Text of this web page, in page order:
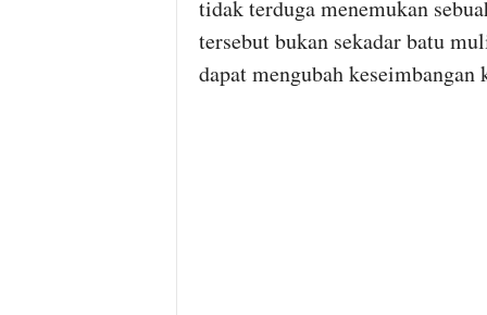
tidak terduga menemukan
tersebut bukan sekadar batu
dapat mengubah keseimbangan